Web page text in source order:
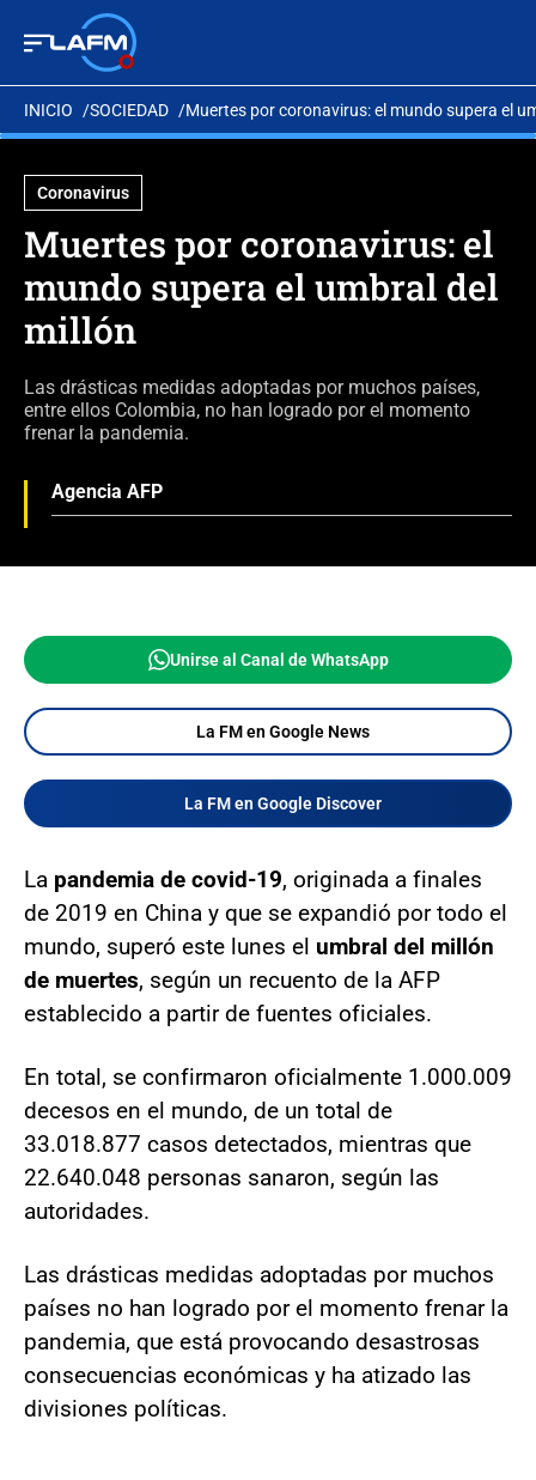
INICIO SOCIEDAD Muertes por coronavirus: el mundo supera el
Coronavirus
Muertes por coronavirus: el
mundo supera el umbral del
millón
Las drásticas medidas adoptadas por muchos países,
entre ellos Colombia, no han logrado por el momento
frenar la pandemia.
Agencia AFP
Unirse al Canal de WhatsApp
La FM en Google News
La FM en Google Discover
La pandemia de covid-19, originada a finales
de 2019 en China y que se expandió por todo el
mundo, superó este lunes el umbral del millón
de muertes, según un recuento de la AFP
establecido a partir de fuentes oficiales.
En total, se confirmaron oficialmente 1.000.009
decesos en el mundo, de un total de
33.018.877 casos detectados, mientras que
22.640.048 personas sanaron, según las
autoridades.
Las drásticas medidas adoptadas por muchos
países no han logrado por el momento frenar la
pandemia, que está provocando desastrosas
consecuencias económicas y ha atizado las
divisiones políticas.